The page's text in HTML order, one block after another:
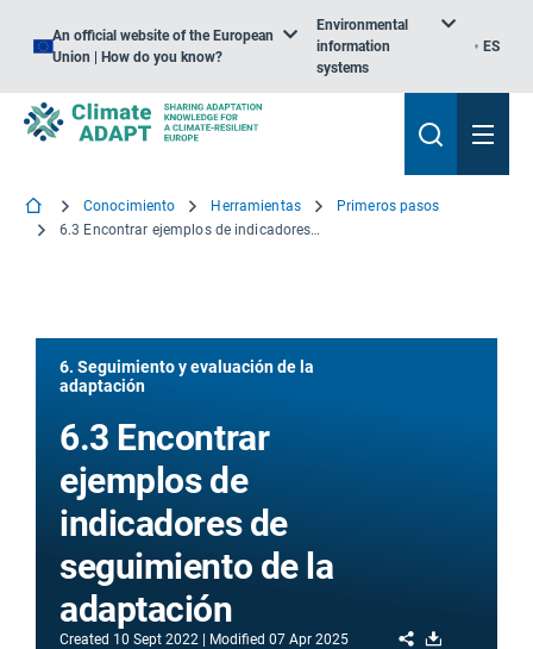
An official website of the European
Union | How do you know?
Environmental
information
systems
ES
Conocimiento Herramientas
Primeros pasos
6.3 Encontrar ejemplos de indicadores de seguimiento de la adaptación
6. Seguimiento y evaluación de la
adaptación
6.3 Encontrar
ejemplos de
indicadores de
seguimiento de la
adaptación
Created 10 Sept 2022 Modified 07 Apr 2025 Share